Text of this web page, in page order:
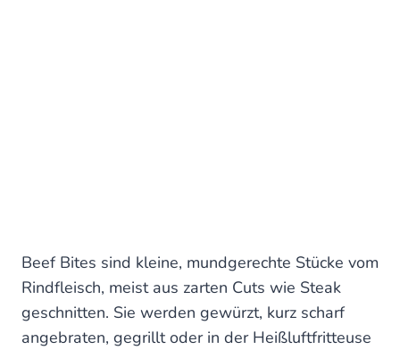
Beef Bites sind kleine, mundgerechte Stücke vom
Rindfleisch, meist aus zarten Cuts wie Steak
geschnitten. Sie werden gewürzt, kurz scharf
angebraten, gegrillt oder in der Heißluftfritteuse